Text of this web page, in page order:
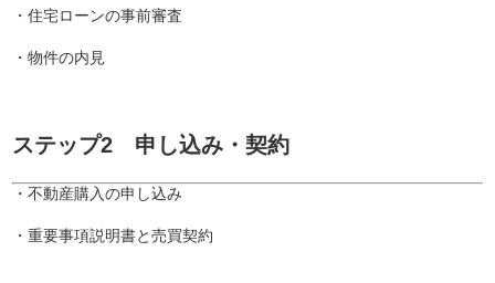
・住宅ローンの事前審査
・物件の内見
ステップ2 申し込み・契約
・不動産購入の申し込み
・重要事項説明書と売買契約